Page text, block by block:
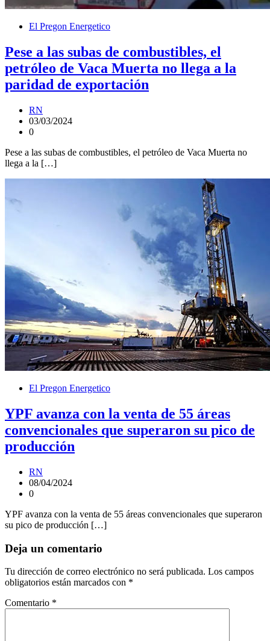
El Pregon Energetico
Pese a las subas de combustibles, el
petróleo de Vaca Muerta no llega a la
paridad de exportación
RN
03/03/2024
0
Pese a las subas de combustibles, el petróleo de Vaca Muerta no
llega a la […]
El Pregon Energetico
YPF avanza con la venta de 55 áreas
convencionales que superaron su pico de
producción
RN
08/04/2024
0
YPF avanza con la venta de 55 áreas convencionales que superaron
su pico de producción […]
Deja un comentario
Tu dirección de correo electrónico no será publicada. Los campos
obligatorios están marcados con *
Comentario *